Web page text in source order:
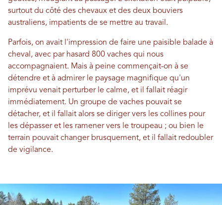
surtout du côté des chevaux et des deux bouviers
australiens, impatients de se mettre au travail.
Parfois, on avait l'impression de faire une paisible balade à
cheval, avec par hasard 800 vaches qui nous
accompagnaient. Mais à peine commençait-on à se
détendre et à admirer le paysage magnifique qu'un
imprévu venait perturber le calme, et il fallait réagir
immédiatement. Un groupe de vaches pouvait se
détacher, et il fallait alors se diriger vers les collines pour
les dépasser et les ramener vers le troupeau ; ou bien le
terrain pouvait changer brusquement, et il fallait redoubler
de vigilance.